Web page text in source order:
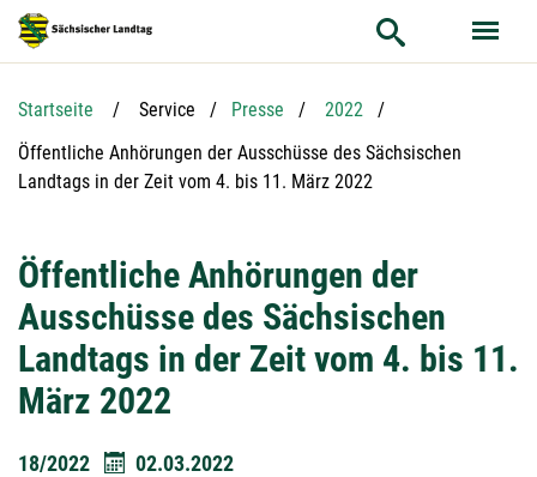
Hauptnavigation
Hauptinhalt
Service
Startseite Service Presse
2022
Aktuelle Seite:
Öffentliche Anhörungen der Ausschüsse des Sächsischen
Landtags in der Zeit vom 4. bis 11. März 2022
Öffentliche Anhörungen der
Ausschüsse des Sächsischen
Landtags in der Zeit vom 4. bis 11.
März 2022
18/2022 02.03.2022